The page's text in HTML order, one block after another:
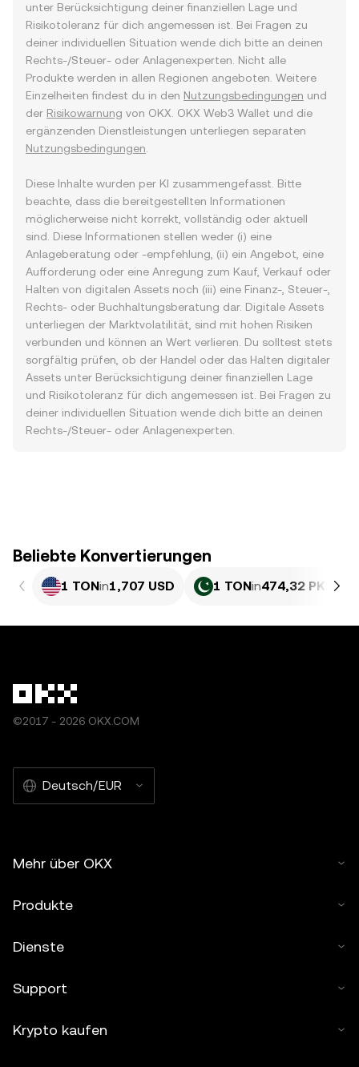
unter Berücksichtigung deiner finanziellen Lage und
Risikotoleranz für dich angemessen ist. Bei Fragen zu
deiner individuellen Situation wende dich bitte an deinen
Rechts-/Steuer- oder Anlagenexperten. Nicht alle
Produkte werden in allen Regionen angeboten. Weitere
Einzelheiten findest du in den Nutzungsbedingungen und
der Risikowarnung von OKX. OKX Web3 Wallet und die
ergänzenden Dienstleistungen unterliegen separaten
Nutzungsbedingungen
Diese Inhalte wurden per KI zusammengefasst. Bitte
beachte, dass die bereitgestellten Informationen
möglicherweise nicht korrekt, vollständig oder aktuell
sind. Diese Informationen stellen weder (i) eine
Anlageberatung oder -empfehlung, (ii) ein Angebot, eine
Aufforderung oder eine Anregung zum Kauf, Verkauf oder
Halten von digitalen Assets noch (iii) eine Finanz-, Steuer-,
Rechts- oder Buchhaltungsberatung dar. Digitale Assets
unterliegen der Marktvolatilität, sind mit hohen Risiken
verbunden und können an Wert verlieren. Du solltest stets
sorgfältig prüfen, ob der Handel oder das Halten digitaler
Assets unter Berücksichtigung deiner finanziellen Lage
und Risikotoleranz für dich angemessen ist. Bei Fragen zu
deiner individuellen Situation wende dich bitte an deinen
Rechts-/Steuer- oder Anlagenexperten.
Beliebte Konvertierungen
1 TONin1,707 USD 1 TONin474,32 PKR
©2017 - 2026 OKX.COM
Deutsch/EUR
Mehr über OKX
Produkte
Dienste
Support
Krypto kaufen